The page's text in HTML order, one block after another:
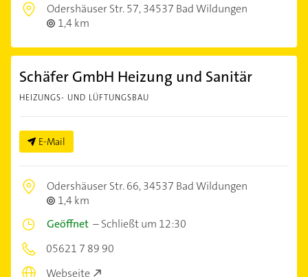
Odershäuser Str. 57,34537 Bad Wildungen
1,4 km
Schäfer GmbH Heizung und Sanitär
HEIZUNGS- UND LÜFTUNGSBAU
E-Mail
Odershäuser Str. 66,34537 Bad Wildungen
1,4 km
Geöffnet –Schließt um 12:30
05621 7 89 90
Webseite